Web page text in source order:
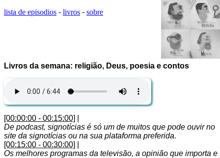
lista de episodios - livros - sobre
Livros da semana: religião, Deus, poesia e contos
[00:00:00 - 00:15:00]
De podcast, signotícias é só um de muitos que pode ouvir no
site da signotícias ou na sua plataforma preferida.
[00:15:00 - 00:30:00]
Os melhores programas da televisão, a opinião que importa e